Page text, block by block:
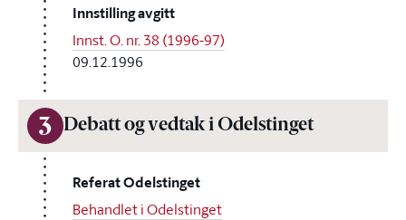
Innstilling avgitt
Innst. O. nr. 38 (1996-97)
09.12.1996
3 Debatt og vedtak i Odelstinget
Referat Odelstinget
Behandlet i Odelstinget